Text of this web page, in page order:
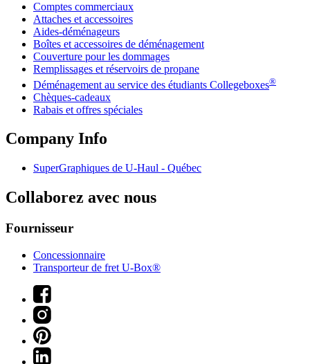
Comptes commerciaux
Attaches et accessoires
Aides-déménageurs
Boîtes et accessoires de déménagement
Couverture pour les dommages
Remplissages et réservoirs de propane
Déménagement au service des étudiants Collegeboxes®
Chèques-cadeaux
Rabais et offres spéciales
Company Info
SuperGraphiques de U-Haul - Québec
Collaborez avec nous
Fournisseur
Concessionnaire
Transporteur de fret U-Box®